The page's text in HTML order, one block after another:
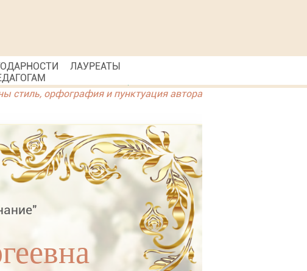
ЛАУРЕАТЫ
стиль, орфография и пунктуация автора